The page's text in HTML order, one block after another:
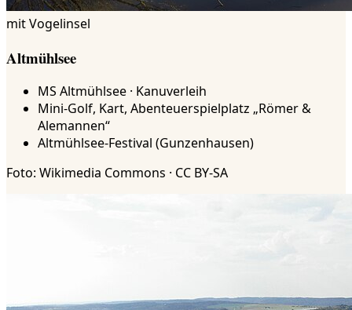
mit Vogelinsel
Altmühlsee
MS Altmühlsee · Kanuverleih
Mini-Golf, Kart, Abenteuerspielplatz „Römer &
Alemannen“
Altmühlsee-Festival (Gunzenhausen)
Foto: Wikimedia Commons · CC BY-SA